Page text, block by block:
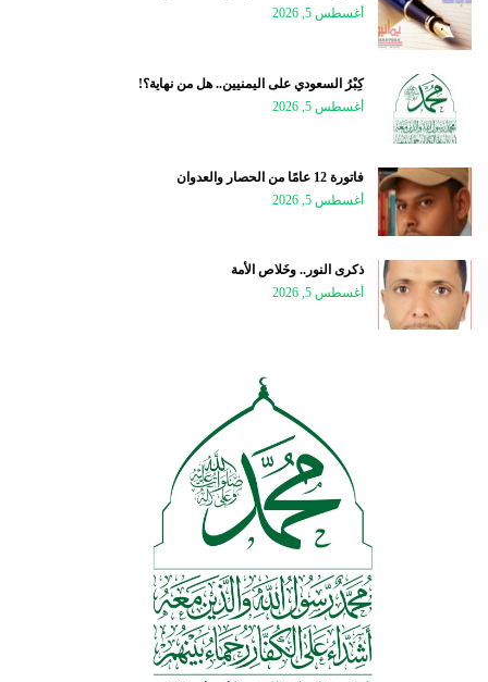
أغسطس 5, 2026
كِبْرُ السعودي على اليمنيين.. هل من نهاية؟!
أغسطس 5, 2026
فاتورة 12 عامًا من الحصار والعدوان
أغسطس 5, 2026
ذكرى النور.. وخَلاص الأمة
أغسطس 5, 2026